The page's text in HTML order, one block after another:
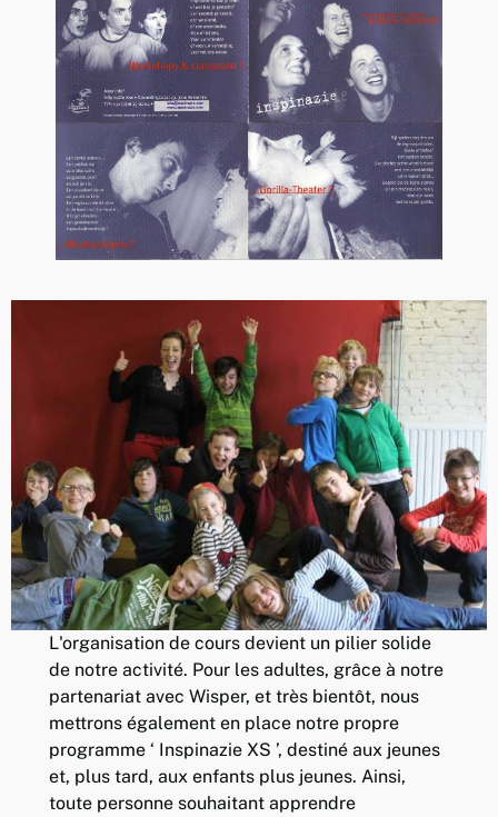
L'organisation de cours devient un pilier solide
de notre activité. Pour les adultes, grâce à notre
partenariat avec Wisper, et très bientôt, nous
mettrons également en place notre propre
programme ‘ Inspinazie XS ’, destiné aux jeunes
et, plus tard, aux enfants plus jeunes. Ainsi,
toute personne souhaitant apprendre